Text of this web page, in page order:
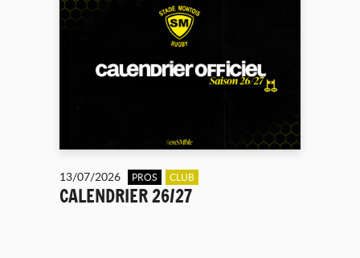
13/07/2026 PROS CLUB
CALENDRIER 26/27